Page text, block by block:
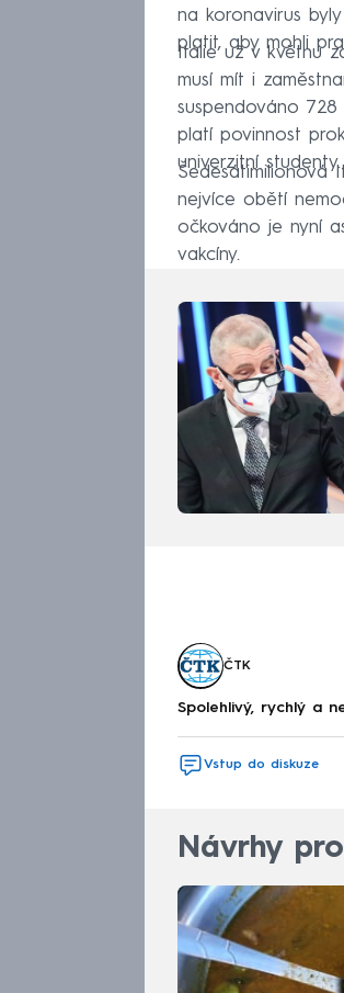
na koronavirus
platit, aby mohli
Itálie už v květnu
musí mít i
suspendováno
platí povinnost
univerzitní studenty.
Šedesátimilionová
nejvíce obětí
očkováno je nyní
vakcíny.
ČTK
Spolehlivý, rychlý a
Vstup do diskuze
Návrhy